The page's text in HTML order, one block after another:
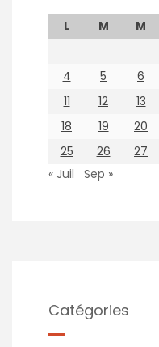
L M M
4
5 6
11
12 13
18
19 20
25
26 27
« Juil
Sep »
Catégories